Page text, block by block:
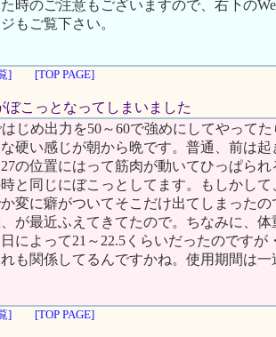
時のご注意もございますので、右下の
もご覧下さい。
] [TOP PAGE]
ぼこっとなってしまいました
じめ出力を50～60で強めにしてやって
硬い感じが朝から晩です。普通、前は
の位置にはって筋肉が動いてひっぱら
と同じにぼこっとしてます。もしかし
変に癖がついてそこだけ出てしまった
が最近ふえてきてたので。ちなみに、
によって21～22.5くらいだったのです
も関係してるんですかね。使用期間は
] [TOP PAGE]